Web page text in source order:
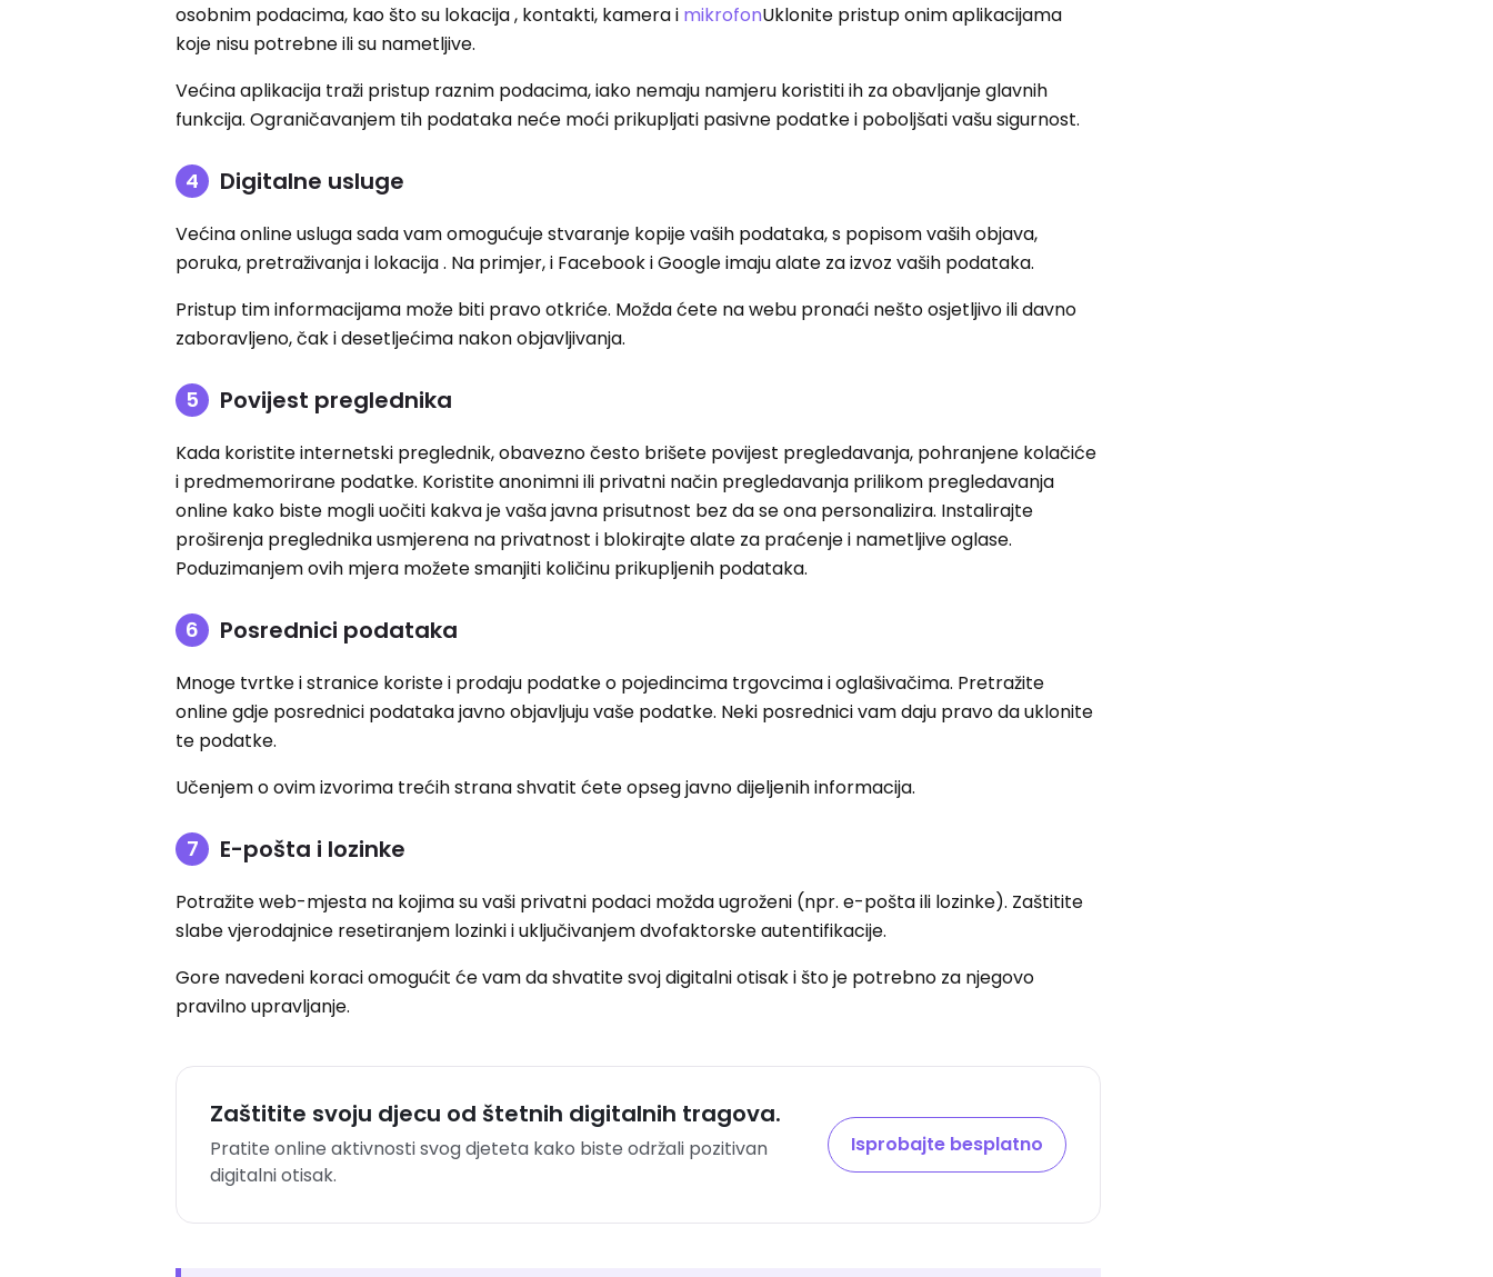
osobnim podacima, kao što su lokacija , kontakti, kamera i mikrofonUklonite pristup onim aplikacijama
koje nisu potrebne ili su nametljive.
Većina aplikacija traži pristup raznim podacima, iako nemaju namjeru koristiti ih za obavljanje glavnih
funkcija. Ograničavanjem tih podataka neće moći prikupljati pasivne podatke i poboljšati vašu sigurnost.
Digitalne usluge
Većina online usluga sada vam omogućuje stvaranje kopije vaših podataka, s popisom vaših objava,
poruka, pretraživanja i lokacija . Na primjer, i Facebook i Google imaju alate za izvoz vaših podataka.
Pristup tim informacijama može biti pravo otkriće. Možda ćete na webu pronaći nešto osjetljivo ili davno
zaboravljeno, čak i desetljećima nakon objavljivanja.
Povijest preglednika
Kada koristite internetski preglednik, obavezno često brišete povijest pregledavanja, pohranjene kolačiće
i predmemorirane podatke. Koristite anonimni ili privatni način pregledavanja prilikom pregledavanja
online kako biste mogli uočiti kakva je vaša javna prisutnost bez da se ona personalizira. Instalirajte
proširenja preglednika usmjerena na privatnost i blokirajte alate za praćenje i nametljive oglase.
Poduzimanjem ovih mjera možete smanjiti količinu prikupljenih podataka.
Posrednici podataka
Mnoge tvrtke i stranice koriste i prodaju podatke o pojedincima trgovcima i oglašivačima. Pretražite
online gdje posrednici podataka javno objavljuju vaše podatke. Neki posrednici vam daju pravo da uklonite
te podatke.
Učenjem o ovim izvorima trećih strana shvatit ćete opseg javno dijeljenih informacija.
E-pošta i lozinke
Potražite web-mjesta na kojima su vaši privatni podaci možda ugroženi (npr. e-pošta ili lozinke). Zaštitite
slabe vjerodajnice resetiranjem lozinki i uključivanjem dvofaktorske autentifikacije.
Gore navedeni koraci omogućit će vam da shvatite svoj digitalni otisak i što je potrebno za njegovo
pravilno upravljanje.
Zaštitite svoju djecu od štetnih digitalnih tragova.
Pratite online aktivnosti svog djeteta kako biste održali pozitivan
digitalni otisak.
Isprobajte besplatno